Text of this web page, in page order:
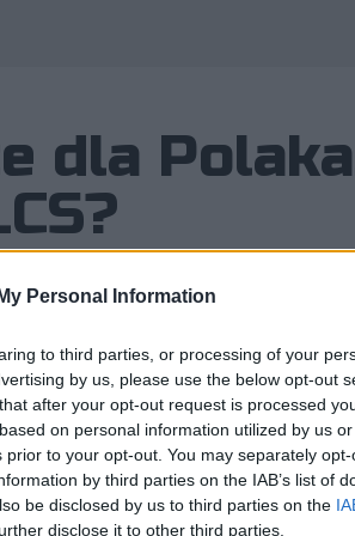
Personal Information
to third parties, or processing of your
by us, please use the below opt-out
after your opt-out request is processed
on personal information utilized by us
to your opt-out. You may separately
by third parties on the IAB’s list of
be disclosed by us to third parties on the
disclose it to other third parties.
dla
nieprawdaż? No to
ESPN
pasy, gdyż szykuje się